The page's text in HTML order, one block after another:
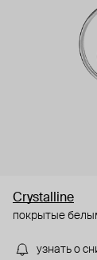
Crystalline
покрытые
узнать о